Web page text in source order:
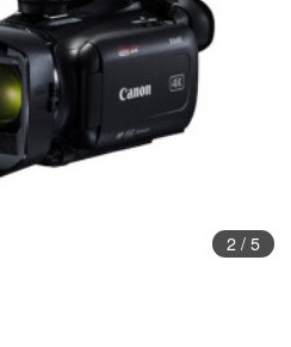
3/ 5